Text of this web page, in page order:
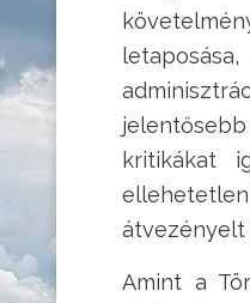
kritikákat
átvezényelt
Amint a